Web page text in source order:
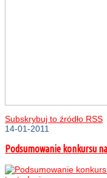
Subskrybuj to źródło RSS
14-01-2011
Podsumowanie konkursu